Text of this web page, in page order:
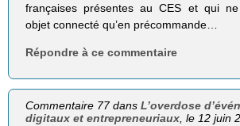
françaises présentes au CES et qui
objet connecté qu’en précommande…
Répondre à ce commentaire
Commentaire 77 dansL’overdose
digitaux et entrepreneuriaux , le 12 juin